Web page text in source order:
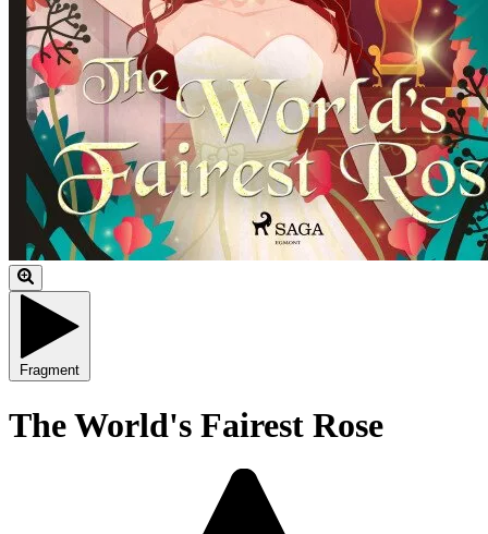
Fragment
The World's Fairest Rose